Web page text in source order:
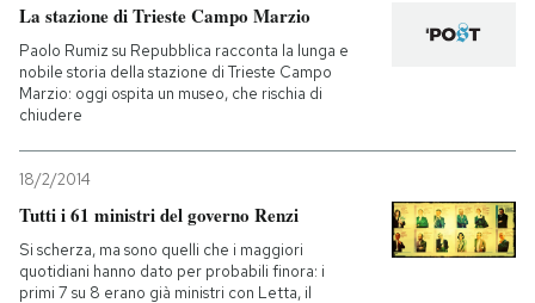
La stazione di Trieste Campo Marzio
Paolo Rumiz su Repubblica racconta la lunga e
nobile storia della stazione di Trieste Campo
Marzio: oggi ospita un museo, che rischia di
chiudere
18/2/2014
Tutti i 61 ministri del governo Renzi
Si scherza, ma sono quelli che i maggiori
quotidiani hanno dato per probabili finora: i
primi 7 su 8 erano già ministri con Letta, il